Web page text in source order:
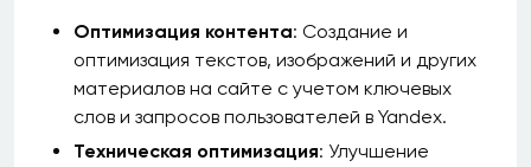
Оптимизация контента: Создание и
оптимизация текстов, изображений и других
материалов на сайте с учетом ключевых
слов и запросов пользователей в Yandex.
Техническая оптимизация: Улучшение